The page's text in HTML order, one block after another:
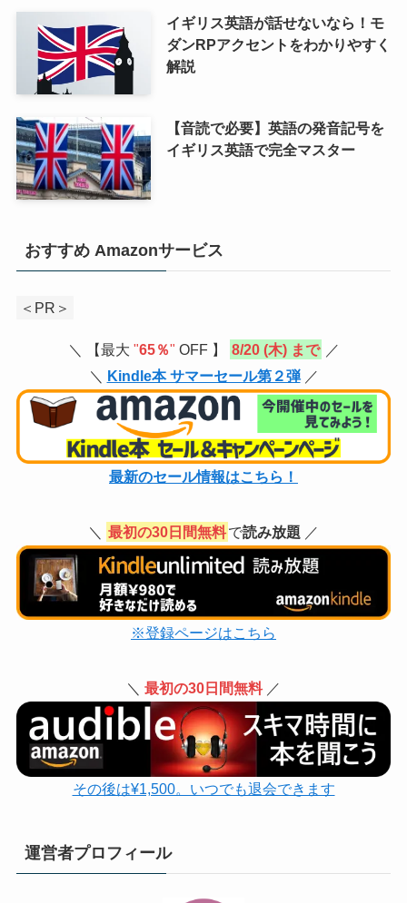
イギリス英語が話せないなら！モ
ダンRPアクセントをわかりやすく
解説
【音読で必要】英語の発音記号を
イギリス英語で完全マスター
おすすめ Amazonサービス
＜PR＞
＼ 【最大 "65％" OFF 】 8/20 (木) まで ／
＼ Kindle本 サマーセール第２弾／
最新のセール情報はこちら！
＼ 最初の30日間無料で読み放題 ／
※登録ページはこちら
＼ 最初の30日間無料／
その後は¥1,500。いつでも退会できます
運営者プロフィール